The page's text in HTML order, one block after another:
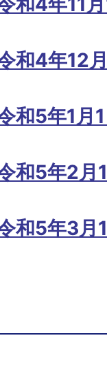
和4年12
和5年1月
和5年2月
和5年3月